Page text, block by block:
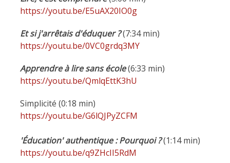
https://youtu.be/E5uAX20IO0g
Et si j'arrêtais d'éduquer ?(7:34 min)
https://youtu.be/0VC0grdq3MY
Apprendre à lire sans école(6:33 min)
https://youtu.be/QmlqEttK3hU
Simplicité (0:18 min)
https://youtu.be/G6lQJPyZCFM
'Éducation' authentique : Pourquoi ?(1:14 min)
https://youtu.be/q9ZHcII5RdM